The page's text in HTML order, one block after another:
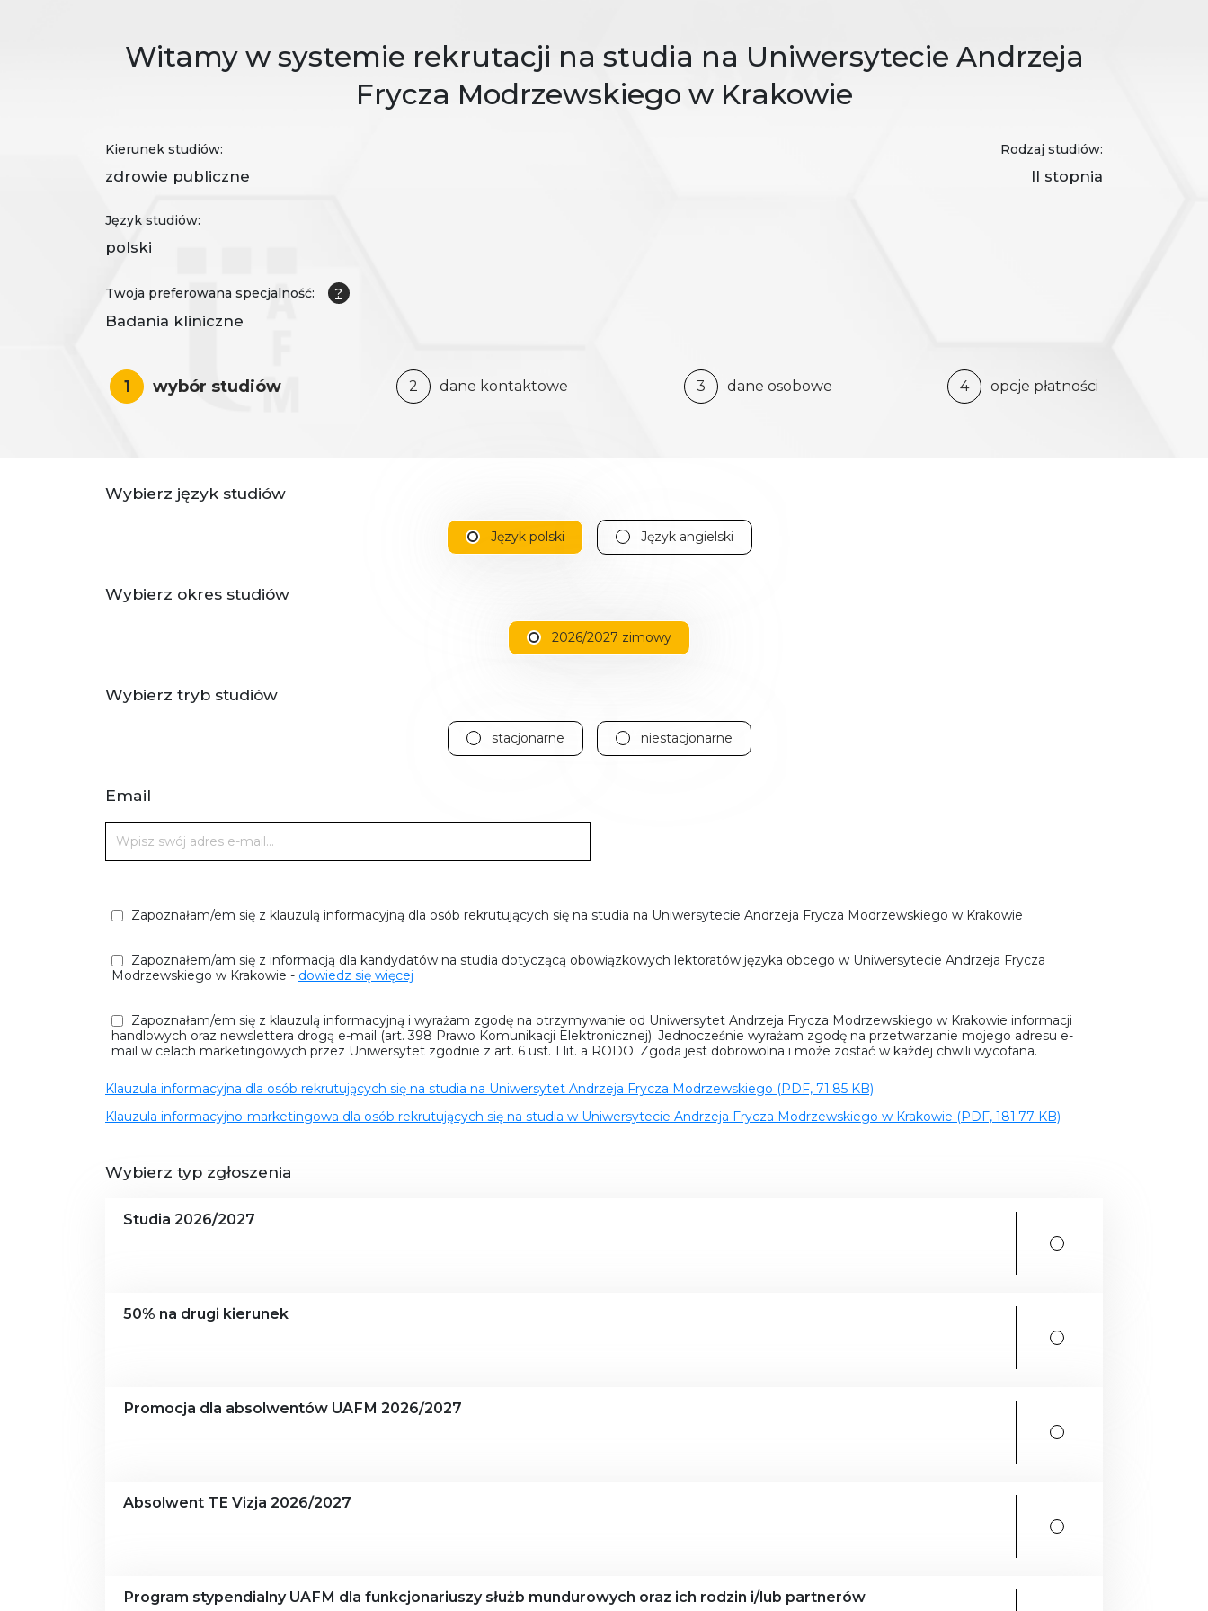
Witamy w systemie rekrutacji na studia na Uniwersytecie Andrzeja
Frycza Modrzewskiego w Krakowie
Kierunek studiów:
zdrowie publiczne
Rodzaj studiów:
II stopnia
Język studiów:
polski
Twoja preferowana specjalność: ?
Badania kliniczne
1 wybór studiów 2 dane kontaktowe 3 dane osobowe 4 opcje płatności
Wybierz język studiów
Język polski Język angielski
Wybierz okres studiów
2026/2027 zimowy
Wybierz tryb studiów
stacjonarne niestacjonarne
Email
Zapoznałam/em się z klauzulą informacyjną dla osób rekrutujących się na studia na Uniwersytecie Andrzeja Frycza Modrzewskiego w Krakowie
Zapoznałem/am się z informacją dla kandydatów na studia dotyczącą obowiązkowych lektoratów języka obcego w Uniwersytecie Andrzeja Frycza
Modrzewskiego w Krakowie - dowiedz się więcej
Zapoznałam/em się z klauzulą informacyjną i wyrażam zgodę na otrzymywanie od Uniwersytet Andrzeja Frycza Modrzewskiego w Krakowie informacji
handlowych oraz newslettera drogą e-mail (art. 398 Prawo Komunikacji Elektronicznej). Jednocześnie wyrażam zgodę na przetwarzanie mojego adresu e-
mail w celach marketingowych przez Uniwersytet zgodnie z art. 6 ust. 1 lit. a RODO. Zgoda jest dobrowolna i może zostać w każdej chwili wycofana.
Klauzula informacyjna dla osób rekrutujących się na studia na Uniwersytet Andrzeja Frycza Modrzewskiego (PDF, 71.85 KB)
Klauzula informacyjno-marketingowa dla osób rekrutujących się na studia w Uniwersytecie Andrzeja Frycza Modrzewskiego w Krakowie (PDF, 181.77 KB)
Wybierz typ zgłoszenia
Studia 2026/2027
50% na drugi kierunek
Promocja dla absolwentów UAFM 2026/2027
Absolwent TE Vizja 2026/2027
Program stypendialny UAFM dla funkcjonariuszy służb mundurowych oraz ich rodzin i/lub partnerów